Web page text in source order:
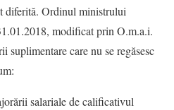
diferită. Ordinul ministrului
modificat prin O.m.a.i.
suplimentare care nu se regăsesc
salariale de calificativul